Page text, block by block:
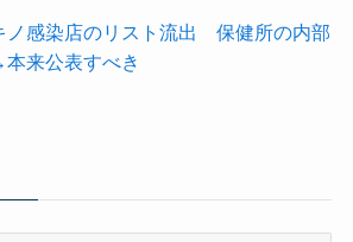
ノ感染店のリスト流出 保健所の内部
来公表すべき